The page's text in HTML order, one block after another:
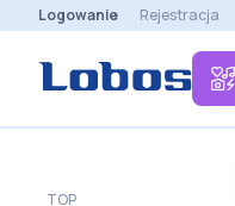
Logowanie Rejestracja
TOP